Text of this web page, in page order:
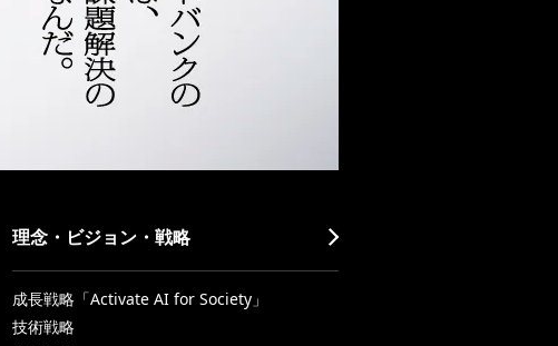
理念・ビジョン・戦略
成長戦略「Activate AI for Society」
技術戦略